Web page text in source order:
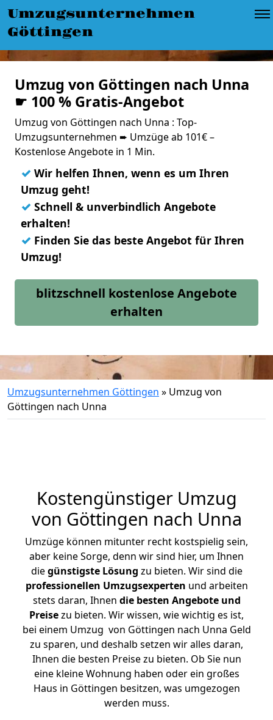
Umzugsunternehmen
Göttingen
Umzug von Göttingen nach Unna
☛ 100 % Gratis-Angebot
Umzug von Göttingen nach Unna : Top-
Umzugsunternehmen ➨ Umzüge ab 101€ –
Kostenlose Angebote in 1 Min.
✓ Wir helfen Ihnen, wenn es um Ihren
Umzug geht!
✓ Schnell & unverbindlich Angebote
erhalten!
✓ Finden Sie das beste Angebot für Ihren
Umzug!
blitzschnell kostenlose Angebote
erhalten
Umzugsunternehmen Göttingen » Umzug von
Göttingen nach Unna
Kostengünstiger Umzug
von Göttingen nach Unna
Umzüge können mitunter recht kostspielig sein,
aber keine Sorge, denn wir sind hier, um Ihnen
diegünstigste Lösung zu bieten. Wir sind die
professionellen Umzugsexperten und arbeiten
stets daran, Ihnen die besten Angebote und
Preisezu bieten. Wir wissen, wie wichtig es ist,
bei einem Umzug von Göttingen nach Unna Geld
zu sparen, und deshalb setzen wir alles daran,
Ihnen die besten Preise zu bieten. Ob Sie nun
eine kleine Wohnung haben oder ein großes
Haus in Göttingen besitzen, was umgezogen
werden muss.